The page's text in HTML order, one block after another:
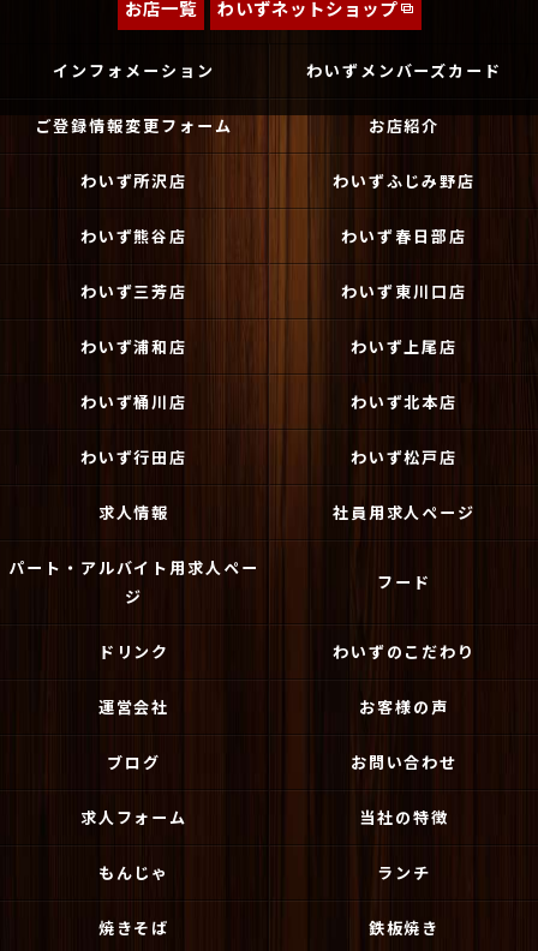
お店一覧 わいずネットショップ
インフォメーション わいずメンバーズカード
ご登録情報変更フォーム お店紹介
わいず所沢店 わいずふじみ野店
わいず熊谷店 わいず春日部店
わいず三芳店 わいず東川口店
わいず浦和店 わいず上尾店
わいず桶川店 わいず北本店
わいず行田店 わいず松戸店
求人情報 社員用求人ページ
パート・アルバイト用求人ペー
ジ
フード
ドリンク わいずのこだわり
運営会社 お客様の声
ブログ お問い合わせ
求人フォーム 当社の特徴
もんじゃ ランチ
焼きそば 鉄板焼き